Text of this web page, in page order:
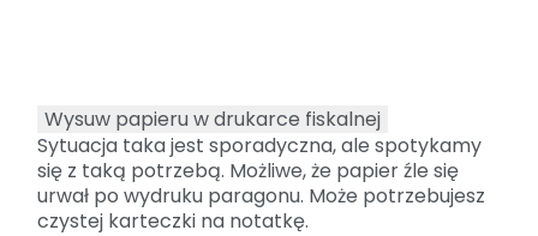
Wysuw papieru w drukarce fiskalnej
Sytuacja taka jest sporadyczna, ale spotykamy
się z taką potrzebą. Możliwe, że papier źle się
urwał po wydruku paragonu. Może potrzebujesz
czystej karteczki na notatkę.